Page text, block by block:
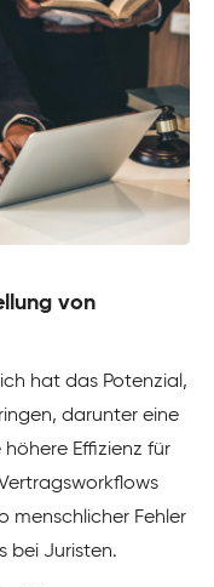
von
hat das Potenzial,
darunter eine
Effizienz für
menschlicher Fehler
bei Juristen.